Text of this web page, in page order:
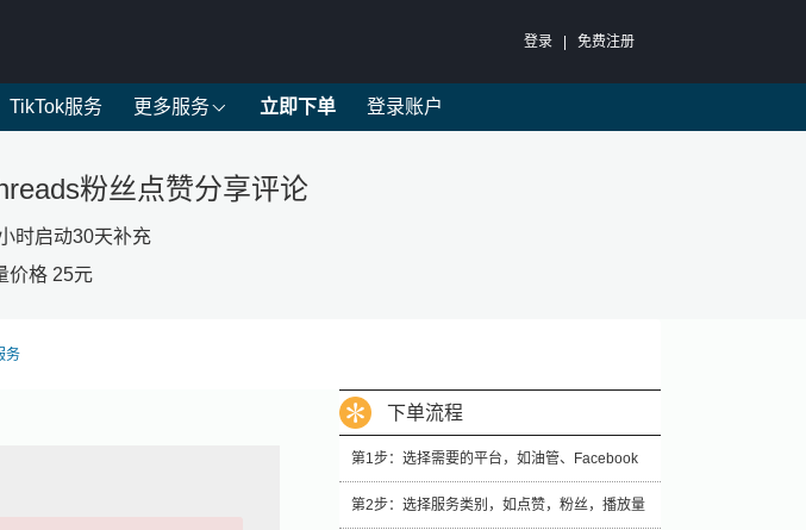
登录 免费注册
TikTok服务 更多服务 立即下单 登录账户
粉丝点赞分享评论
时启动30天补充
价格 25元
务
下单流程
第1步：选择需要的平台，如油管、Facebook
第2步：选择服务类别，如点赞，粉丝，播放量